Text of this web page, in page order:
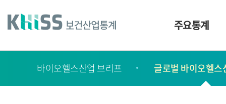
건
주요통계
서
바이오헬스산업 브리프 글로벌 바이오헬스